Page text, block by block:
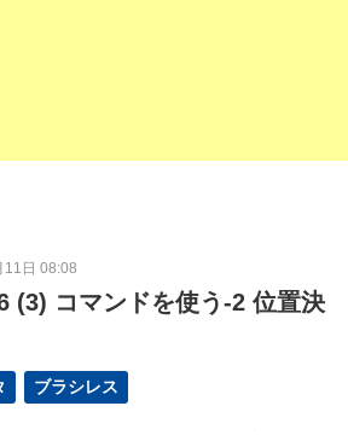
11日 08:08
(3) コマンドを使う-2 位置決
ブラシレス